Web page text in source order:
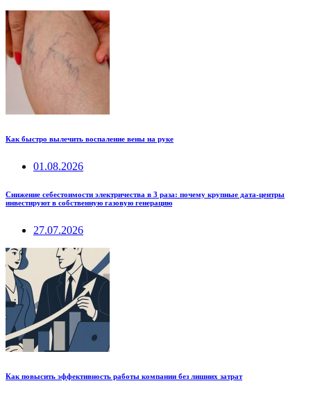
Как быстро вылечить воспаление вены на руке
01.08.2026
Снижение себестоимости электричества в 3 раза: почему крупные дата-центры
инвестируют в собственную газовую генерацию
27.07.2026
Как повысить эффективность работы компании без лишних затрат